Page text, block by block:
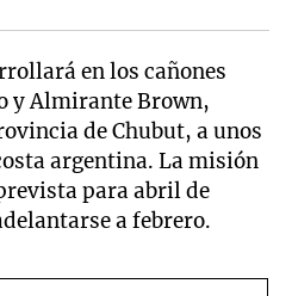
en los cañones
y Almirante Brown,
de Chubut, a unos
argentina. La misión
para abril de
a febrero.